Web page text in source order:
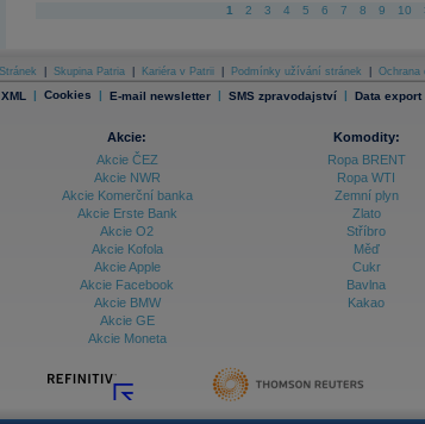
1 2 3 4 5 6 7 8 9 10
Skupina Patria Kariéra v Patrii Podmínky užívání stránek Ochrana
| Cookies | E-mail newsletter | SMS zpravodajství | Data export
Akcie:
Akcie ČEZ
Akcie NWR
Akcie Komerční banka
Akcie Erste Bank
Akcie O2
Akcie Kofola
Akcie Apple
Akcie Facebook
Akcie BMW
Akcie GE
Akcie Moneta
Komodity:
Ropa BRENT
Ropa WTI
Zemní plyn
Zlato
Stříbro
Měď
Cukr
Bavlna
Kakao